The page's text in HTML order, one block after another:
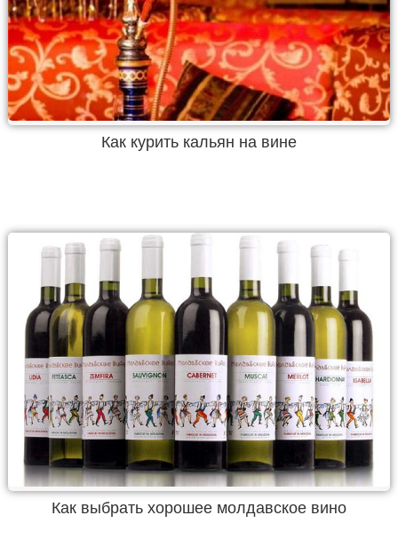
Как курить кальян на вине
Как выбрать хорошее молдавское вино